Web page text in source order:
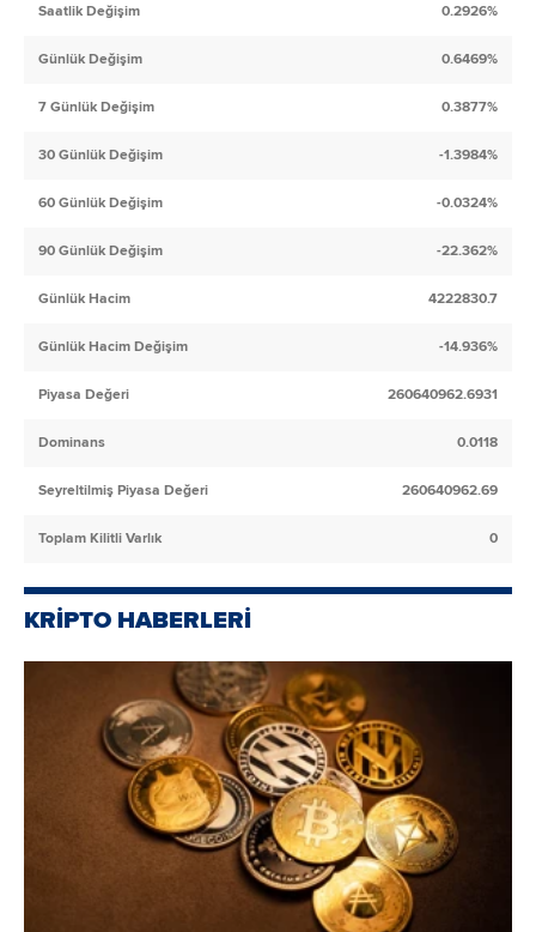
Saatlik Değişim 0.2926%
Günlük Değişim 0.6469%
7 Günlük Değişim 0.3877%
30 Günlük Değişim -1.3984%
60 Günlük Değişim -0.0324%
90 Günlük Değişim -22.362%
Günlük Hacim 4222830.7
Günlük Hacim Değişim -14.936%
Piyasa Değeri 260640962.6931
Dominans 0.0118
Seyreltilmiş Piyasa Değeri 260640962.69
Toplam Kilitli Varlık 0
KRİPTO HABERLERİ